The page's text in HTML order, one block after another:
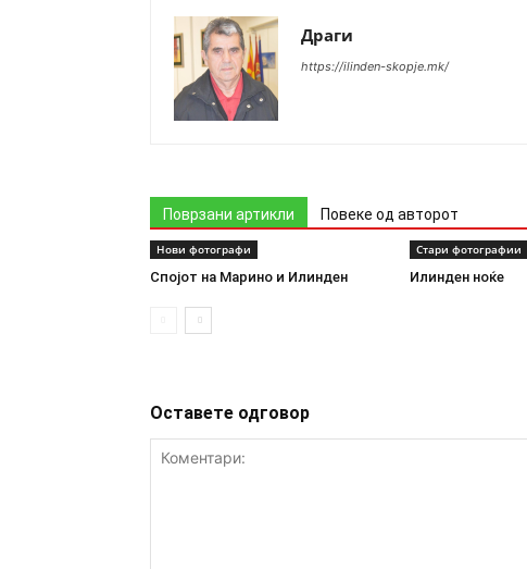
Драги
https://ilinden-skopje.mk/
Поврзани артикли Повеке од авторот
Нови фотографи
Спојот на Марино и Илинден
Стари фотографии
Илинден ноќе
Оставете одговор